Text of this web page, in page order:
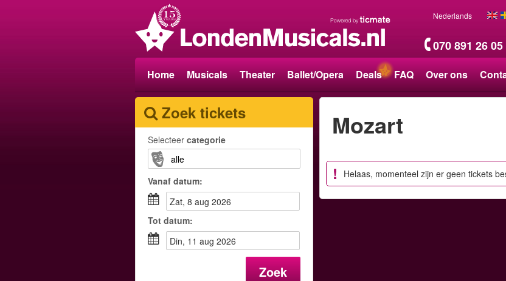
070 891 26 05
Nederlands
Home Musicals Theater Ballet/Opera Deals FAQ Over ons
Zoek tickets
Selecteer categorie
Vanaf datum:
zat, 8 aug 2026
Tot datum:
din, 11 aug 2026
Zoek
Mozart
Helaas, momenteel zijn er geen tickets